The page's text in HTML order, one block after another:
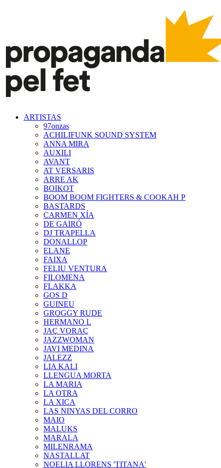
ARTISTAS
97onzas
ACHILIFUNK SOUND SYSTEM
ANNA MIRA
AUXILI
AVANT
AT VERSARIS
ARRE AK
BOIKOT
BOOM BOOM FIGHTERS & COOKAH P
BASTARDS
CARMEN XÍA
DE GAIRÓ
DJ TRAPELLA
DONALLOP
ELANE
FAIXA
FELIU VENTURA
FILOMENA
FLAKKA
GOS D
GUINEU
GROGGY RUDE
HERMANO L
JAÇ VORAÇ
JAZZWOMAN
JAVI MEDINA
JALEZZ
LIA KALI
LLENGUA MORTA
LA MARIA
LA OTRA
LA XICA
LAS NINYAS DEL CORRO
MAIO
MALUKS
MARALA
MILENRAMA
NASTALLAT
NOELIA LLORENS 'TITANA'